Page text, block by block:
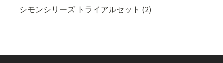
シモンシリーズ トライアルセット (2)